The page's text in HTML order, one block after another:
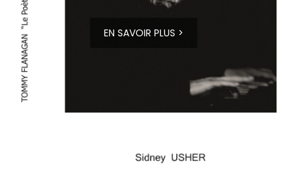
EN SAVOIR PLUS >